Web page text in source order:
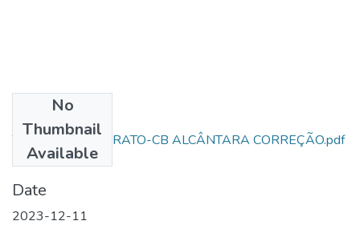
No
Thumbnail
Available
TCC-AL-SD-LIBERATO-CB ALCÂNTARA CORREÇÃO.pdf
(385.85 KB)
Date
2023-12-11